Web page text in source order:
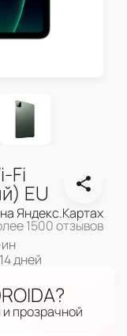
Fi
EU
Яндекс.Картах
1500 отзывов
дней
прозрачной